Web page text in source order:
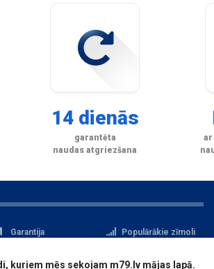
14 dienās
garantēta
naudas atgriezšana
ar
Garantija
Populārākie zīmoli
Datu aizsardzība
Reģistrācija
kuriem mēs sekojam m79.lv mājas lapā.